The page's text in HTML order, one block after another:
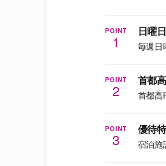
POINT
1
日曜
毎週日
POINT
2
首都
首都高
POINT
3
優待
宿泊施